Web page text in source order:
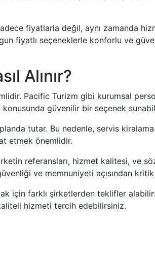
fiyatlarla değil, aynı zamanda
fiyatlı seçeneklerle konforlu ve
Alınır?
Pacific Turizm gibi kurumsal
güvenilir bir seçenek
tutar. Bu nedenle, servis
etmek önemlidir.
referansları, hizmet kalitesi, ve
ve memnuniyeti açısından
için farklı şirketlerden teklifler
hizmeti tercih edebilirsiniz.